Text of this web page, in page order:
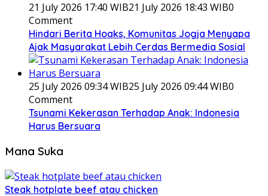
21 July 2026 17:40 WIB21 July 2026 18:43 WIB0
Comment
Hindari Berita Hoaks, Komunitas Jogja Menyapa
Ajak Masyarakat Lebih Cerdas Bermedia Sosial
25 July 2026 09:34 WIB25 July 2026 09:44 WIB0
Comment
Tsunami Kekerasan Terhadap Anak: Indonesia
Harus Bersuara
Mana Suka
Steak hotplate beef atau chicken